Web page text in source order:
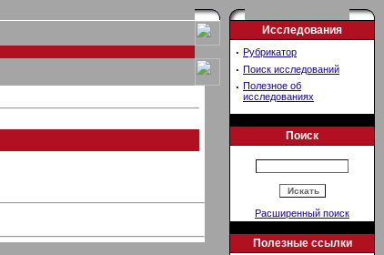
Исследования
· Рубрикатор
· Поиск исследований
· Полезное об
исследованиях
Поиск
Расширенный поиск
Полезные ссылки